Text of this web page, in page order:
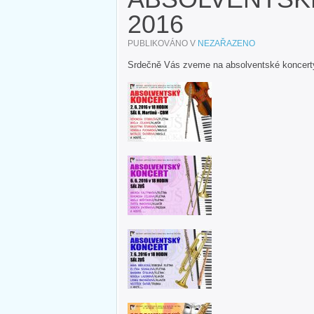
2016
PUBLIKOVÁNO V NEZAŘAZENO
Srdečně Vás zveme na absolventské